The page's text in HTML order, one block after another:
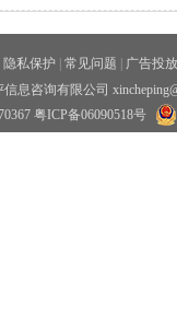
隐私保护 常见问题
广告投放
息咨询有限公司
粤ICP备06090518号